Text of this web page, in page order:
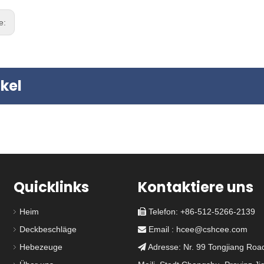
Quicklinks
Heim
Deckbeschläge
Hebezeuge
Kontaktiere uns
Telefon: +86-512-5266-2139
Email : hcee@cshcee.com
Adresse: Nr. 99 Tongjiang
wasserdichte
Luke
DF-274-5 erhöhte 2
Hundefarbenhuge für